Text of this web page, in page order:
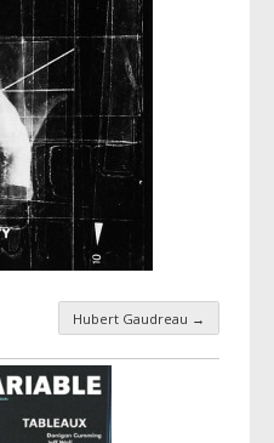
Hubert Gaudreau →